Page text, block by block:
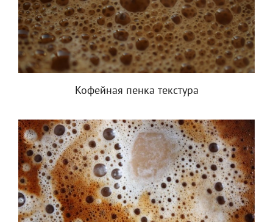
Кофейная пенка текстура